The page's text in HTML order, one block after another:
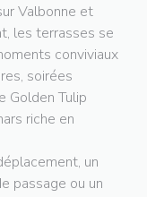
Valbonne et
les terrasses se
conviviaux
soirées
Golden Tulip
riche en
un
passage ou un